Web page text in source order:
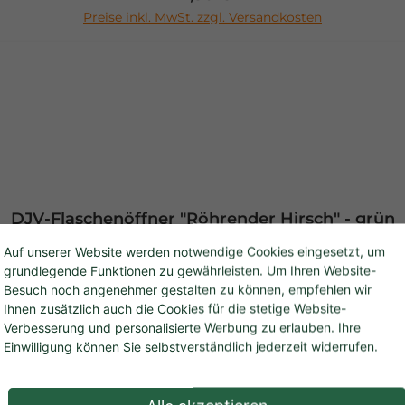
Made in Germany Lieferung ohne
Preise inkl. MwSt. zzgl. Versandkosten
In den Warenkorb
DJV-Flaschenöffner "Röhrender Hirsch" - grün
und dem Jagdsignal 'Zum Essen'. Das macht
entweder ein kräftiges Hirschröhren oder das
ist zu öffnen) Bitte beachten Sie unsere Hinweise zu Batterie-Entsorgung
Regulärer Preis:
8,90 €
Auf unserer Website werden notwendige Cookies eingesetzt, um
grundlegende Funktionen zu gewährleisten. Um Ihren Website-
Besuch noch angenehmer gestalten zu können, empfehlen wir
Ihnen zusätzlich auch die Cookies für die stetige Website-
Verbesserung und personalisierte Werbung zu erlauben. Ihre
Einwilligung können Sie selbstverständlich jederzeit widerrufen.